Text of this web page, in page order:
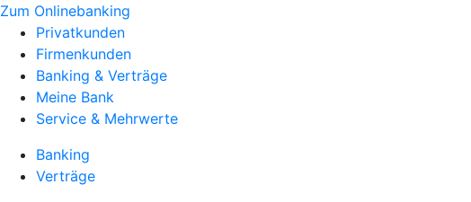
Zum Onlinebanking
Privatkunden
Firmenkunden
Banking & Verträge
Meine Bank
Service & Mehrwerte
Banking
Verträge